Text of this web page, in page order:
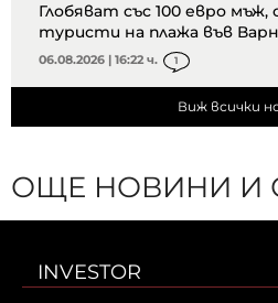
Глобяват със 100 евро
туристи на плажа във
06.08.2026 | 16:22 ч. 1
Виж всички
ОЩЕ НОВИНИ И
INVESTOR